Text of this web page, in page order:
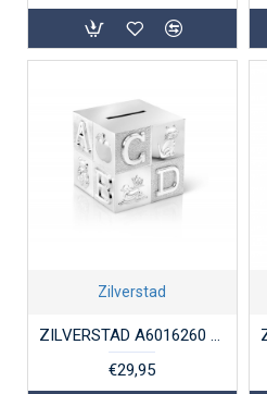
Zilverstad
ZILVERSTAD A6016260 SPAARPOT VERZILVERD KUBUS GROOT
€29,95